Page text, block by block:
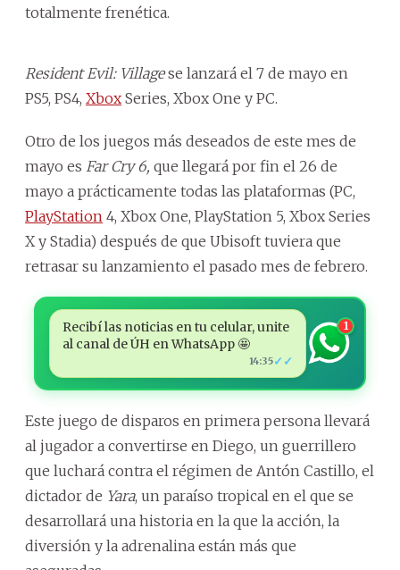
totalmente frenética.
Resident Evil: Villagese lanzará el 7 de mayo en
PS5, PS4, Xbox Series, Xbox One y PC.
Otro de los juegos más deseados de este mes de
mayo es Far Cry 6, que llegará por fin el 26 de
mayo a prácticamente todas las plataformas (PC,
PlayStation 4, Xbox One, PlayStation 5, Xbox Series
X y Stadia) después de que Ubisoft tuviera que
retrasar su lanzamiento el pasado mes de febrero.
Recibí las noticias en tu celular, unite
al canal de ÚH en WhatsApp 🤩
14:35✓✓
1
Este juego de disparos en primera persona llevará
al jugador a convertirse en Diego, un guerrillero
que luchará contra el régimen de Antón Castillo, el
dictador de Yara, un paraíso tropical en el que se
desarrollará una historia en la que la acción, la
diversión y la adrenalina están más que